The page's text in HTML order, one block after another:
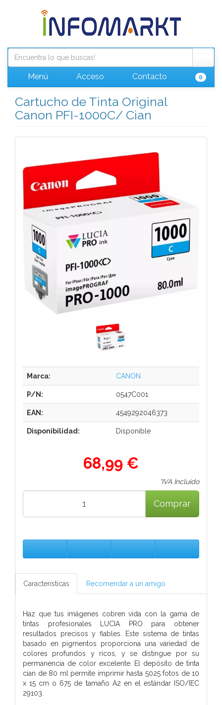
Menú Acceso Contacto 0
Cartucho de Tinta Original
Canon PFI-1000C/ Cian
Marca: CANON
P/N: 0547C001
EAN: 4549292046373
Disponibilidad: Disponible
68,99 €
*IVA Incluido
Comprar
Características Recomendar a un amigo
Haz que tus imágenes cobren vida con la gama de
tintas profesionales LUCIA PRO para obtener
resultados precisos y fiables. Este sistema de tintas
basado en pigmentos proporciona una variedad de
colores profundos y ricos, y se distingue por su
permanencia de color excelente. El depósito de tinta
cian de 80 ml permite imprimir hasta 5025 fotos de 10
x 15 cm o 675 de tamaño A2 en el estándar ISO/IEC
29103.